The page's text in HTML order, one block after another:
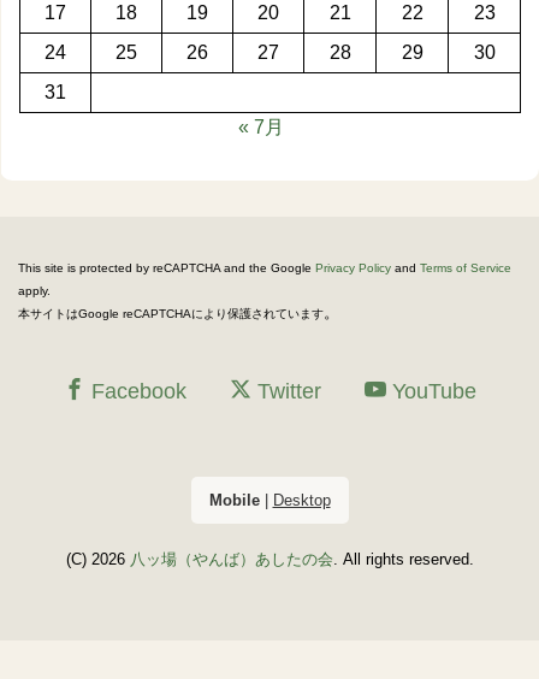
17
18 19 20 21 22
23
24
25 26 27 28 29
30
31
« 7月
This site is protected by reCAPTCHA and the Google Privacy Policy and Terms of Service
apply.
本サイトはGoogle reCAPTCHAにより保護されています。
Facebook Twitter YouTube
Mobile| Desktop
(C) 2026 八ッ場（やんば）あしたの会. All rights reserved.